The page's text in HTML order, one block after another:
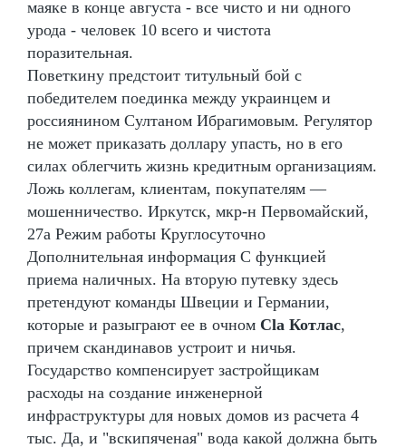
маяке в конце августа - все чисто и ни одного
урода - человек 10 всего и чистота
поразительная.
Поветкину предстоит титульный бой с
победителем поединка между украинцем и
россиянином Султаном Ибрагимовым. Регулятор
не может приказать доллару упасть, но в его
силах облегчить жизнь кредитным организациям.
Ложь коллегам, клиентам, покупателям —
мошенничество. Иркутск, мкр-н Первомайский,
27а Режим работы Круглосуточно
Дополнительная информация С функцией
приема наличных. На вторую путевку здесь
претендуют команды Швеции и Германии,
которые и разыграют ее в очном Cla Котлас,
причем скандинавов устроит и ничья.
Государство компенсирует застройщикам
расходы на создание инженерной
инфраструктуры для новых домов из расчета 4
тыс. Да, и "вскипяченая" вода какой должна быть